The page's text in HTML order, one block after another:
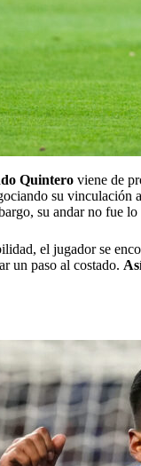
Quintero viene de
su
su andar no fue
el jugador se
un paso al costado.